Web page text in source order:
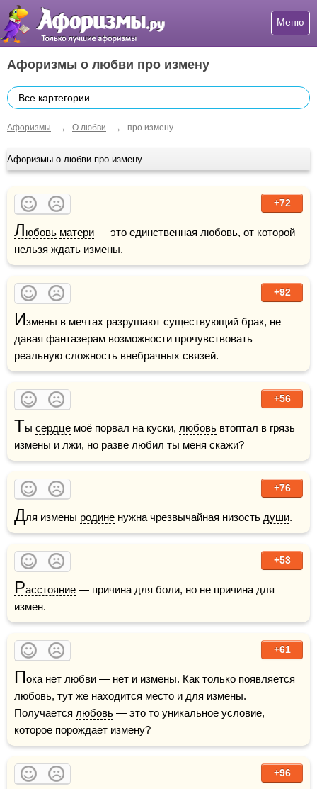
Меню
Афоризмы о любви про измену
Все картегории
Афоризмы → О любви → про измену
Афоризмы о любви про измену
+72
Любовь матери — это единственная любовь, от которой
нельзя ждать измены.
+92
Измены в мечтах разрушают существующий брак, не
давая фантазерам возможности прочувствовать
реальную сложность внебрачных связей.
+56
Ты сердце моё порвал на куски, любовь втоптал в грязь
измены и лжи, но разве любил ты меня скажи?
+76
Для измены родине нужна чрезвычайная низость души.
+53
Расстояние — причина для боли, но не причина для
измен.
+61
Пока нет любви — нет и измены. Как только появляется
любовь, тут же находится место и для измены.
Получается любовь — это то уникальное условие,
которое порождает измену?
+96